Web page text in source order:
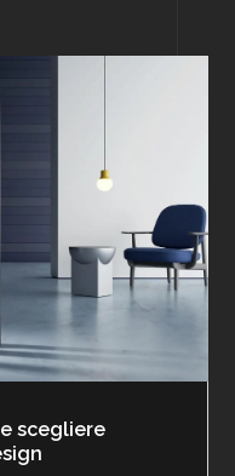
scegliere